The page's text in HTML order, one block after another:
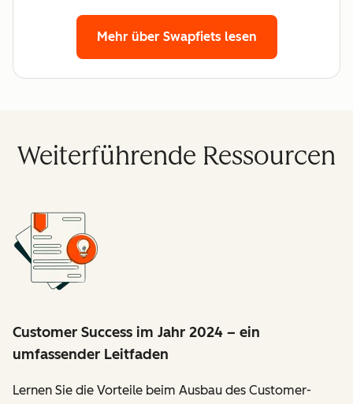
Mehr über Swapfiets lesen
Weiterführende Ressourcen
Customer Success im Jahr 2024 – ein
umfassender Leitfaden
Lernen Sie die Vorteile beim Ausbau des Customer-